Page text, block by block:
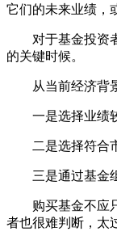
它们的未来业绩，
对于基金投资者
的关键时候。
从当前经济背景
一是选择业绩较
二是选择符合市
三是通过基金组
购买基金不应只
者也很难判断，太